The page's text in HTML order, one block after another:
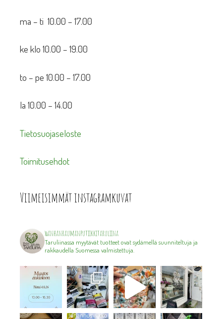
ma – ti 10.00 – 17.00
ke klo 10.00 – 19.00
to – pe 10.00 – 17.00
la 10.00 – 14.00
Tietosuojaseloste
Toimitusehdot
Viimeisimmät instagramkuvat
wanhanraumanputiikkitaruliina
Taruliinassa myytävät tuotteet ovat sydämellä suunniteltuja ja
rakkaudella Suomessa valmistettuja.